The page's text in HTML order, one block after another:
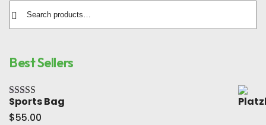
Search
for:
Best Sellers
Bewertet mit
5.00von 5
Sports Bag
$55.00